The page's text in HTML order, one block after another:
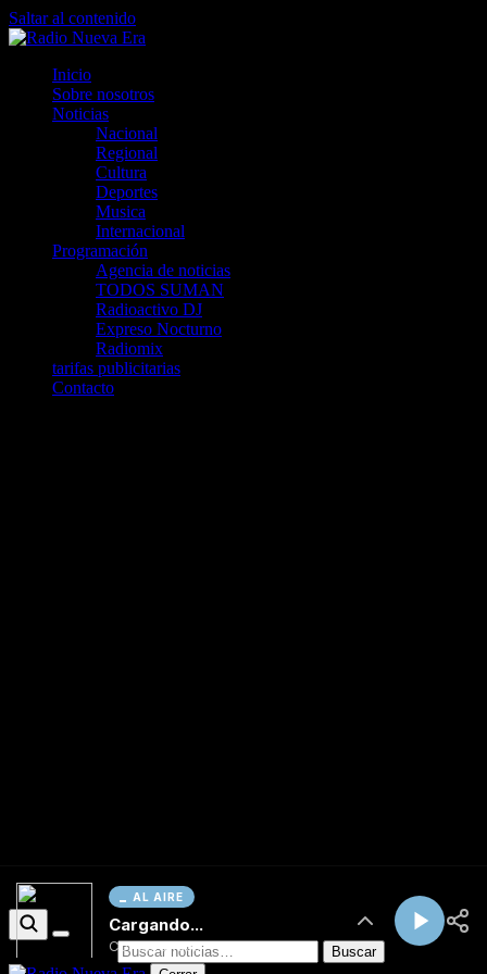
AL AIRE
Cargando...
Conectando...